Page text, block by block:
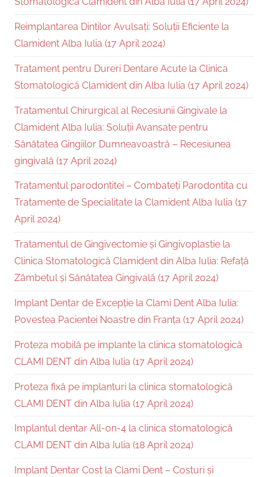
Reimplantarea Dintilor Avulsați: Soluții Eficiente la
Clamident Alba Iulia (17 April 2024)
Tratament pentru Dureri Dentare Acute la Clinica
Stomatologică Clamident din Alba Iulia (17 April 2024)
Tratamentul Chirurgical al Recesiunii Gingivale la
Clamident Alba Iulia: Soluții Avansate pentru
Sănătatea Gingiilor Dumneavoastră – Recesiunea
gingivală (17 April 2024)
Tratamentul parodontitei – Combateți Parodontita cu
Tratamente de Specialitate la Clamident Alba Iulia (17
April 2024)
Tratamentul de Gingivectomie și Gingivoplastie la
Clinica Stomatologică Clamident din Alba Iulia: Refață
Zâmbetul și Sănătatea Gingivală (17 April 2024)
Implant Dentar de Excepție la Clami Dent Alba Iulia:
Povestea Pacientei Noastre din Franța (17 April 2024)
Proteza mobilă pe implante la clinica stomatologică
CLAMI DENT din Alba Iulia (17 April 2024)
Proteza fixă pe implanturi la clinica stomatologică
CLAMI DENT din Alba Iulia (17 April 2024)
Implantul dentar All-on-4 la clinica stomatologică
CLAMI DENT din Alba Iulia (18 April 2024)
Implant Dentar Cost la Clami Dent – Costuri și